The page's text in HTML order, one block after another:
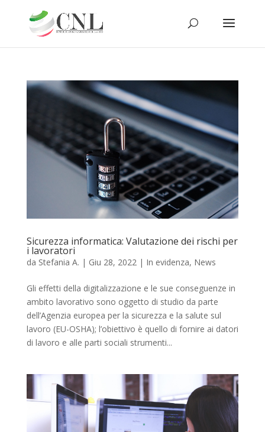
Sicurezza informatica: Valutazione dei rischi per
i lavoratori
da Stefania A. | Giu 28, 2022| In evidenza, News
Gli effetti della digitalizzazione e le sue conseguenze in
ambito lavorativo sono oggetto di studio da parte
dell’Agenzia europea per la sicurezza e la salute sul
lavoro (EU-OSHA); l’obiettivo è quello di fornire ai datori
di lavoro e alle parti sociali strumenti...